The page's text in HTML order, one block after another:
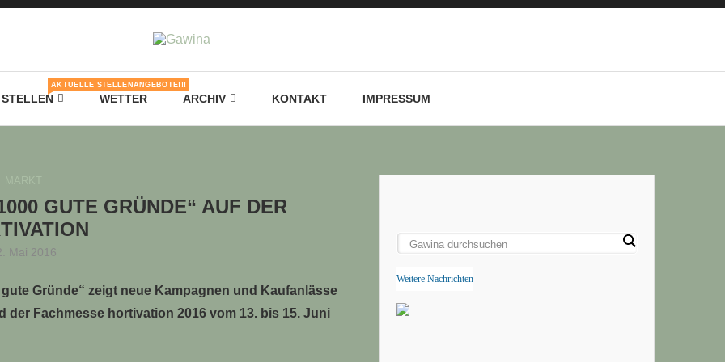
STELLEN
AKTUELLE STELLENANGEBOTE!!!
WETTER ARCHIV KONTAKT IMPRESSUM
GUTE GRÜNDE“ AUF DER
Mai 2016
Gründe“ zeigt neue Kampagnen und Kaufanlässe
der Fachmesse hortivation 2016 vom 13. bis 15. Juni
Weitere Nachrichten